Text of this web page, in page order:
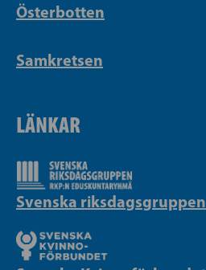
Österbotten
Samkretsen
LÄNKAR
Svenska riksdagsgruppen